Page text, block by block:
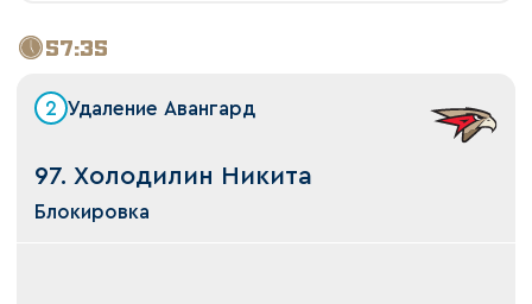
57:35
2 Удаление Авангард
97. Холодилин Никита
Блокировка